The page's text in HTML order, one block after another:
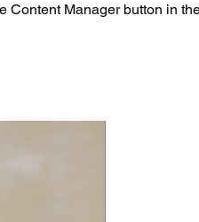
Content Manager button in